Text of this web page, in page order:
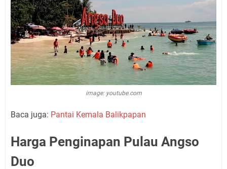
image: youtube.com
Baca juga: Pantai Kemala Balikpapan
Harga Penginapan Pulau Angso
Duo